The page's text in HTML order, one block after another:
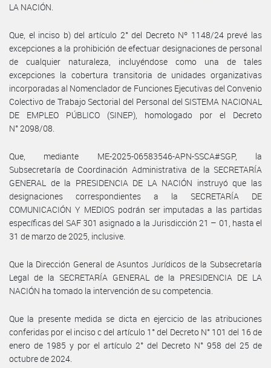
LA NACIÓN.
Que, el inciso b) del artículo 2° del Decreto Nº 1148/24 prevé las
excepciones a la prohibición de efectuar designaciones de personal
de cualquier naturaleza, incluyéndose como una de tales
excepciones la cobertura transitoria de unidades organizativas
incorporadas al Nomenclador de Funciones Ejecutivas del Convenio
Colectivo de Trabajo Sectorial del Personal del SISTEMA NACIONAL
DE EMPLEO PÚBLICO (SINEP), homologado por el Decreto
N° 2098/08.
Que, mediante ME-2025-06583546-APN-SSCA#SGP, la
Subsecretaría de Coordinación Administrativa de la SECRETARÍA
GENERAL de la PRESIDENCIA DE LA NACIÓN instruyó que las
designaciones correspondientes a la SECRETARÍA DE
COMUNICACIÓN Y MEDIOS podrán ser imputadas a las partidas
específicas del SAF 301 asignado a la Jurisdicción 21 – 01, hasta el
31 de marzo de 2025, inclusive.
Que la Dirección General de Asuntos Jurídicos de la Subsecretaría
Legal de la SECRETARÍA GENERAL de la PRESIDENCIA DE LA
NACIÓN ha tomado la intervención de su competencia.
Que la presente medida se dicta en ejercicio de las atribuciones
conferidas por el inciso c del artículo 1° del Decreto N° 101 del 16 de
enero de 1985 y por el artículo 2° del Decreto N° 958 del 25 de
octubre de 2024.